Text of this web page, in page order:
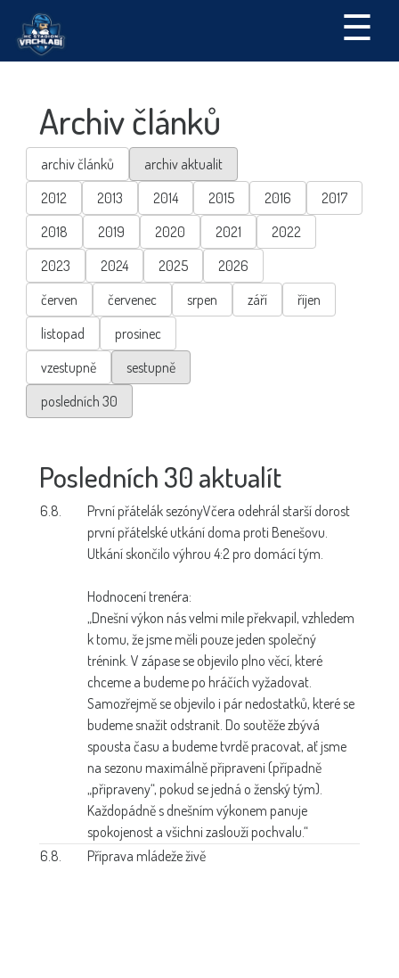
☰
Archiv článků
archiv článků
archiv aktualit
2012
2013 2014 2015 2016
2017
2018
2019 2020 2021
2022
2023
2024 2025
2026
červen
červenec srpen září
říjen
listopad
prosinec
vzestupně
sestupně
posledních 30
Posledních 30 aktualít
6.8. První přátelák sezónyVčera odehrál starší dorost
první přátelské utkání doma proti Benešovu.
Utkání skončilo výhrou 4:2 pro domácí tým.
Hodnocení trenéra:
„Dnešní výkon nás velmi mile překvapil, vzhledem
k tomu, že jsme měli pouze jeden společný
trénink. V zápase se objevilo plno věcí, které
chceme a budeme po hráčích vyžadovat.
Samozřejmě se objevilo i pár nedostatků, které se
budeme snažit odstranit. Do soutěže zbývá
spousta času a budeme tvrdě pracovat, ať jsme
na sezonu maximálně připraveni (případně
„připraveny“, pokud se jedná o ženský tým).
Každopádně s dnešním výkonem panuje
spokojenost a všichni zaslouží pochvalu.“
6.8.
Příprava mládeže živě